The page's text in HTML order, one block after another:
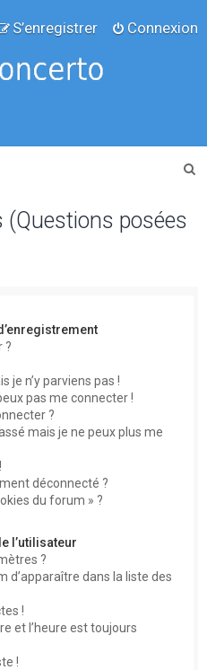
Connexion
S’enregistrer
(Questions posées
?
je n’y parviens pas !
pas me connecter !
?
mais je ne peux plus me
déconnecté ?
du forum » ?
l’utilisateur
?
d’apparaître dans la liste des
!
et l’heure est toujours
!